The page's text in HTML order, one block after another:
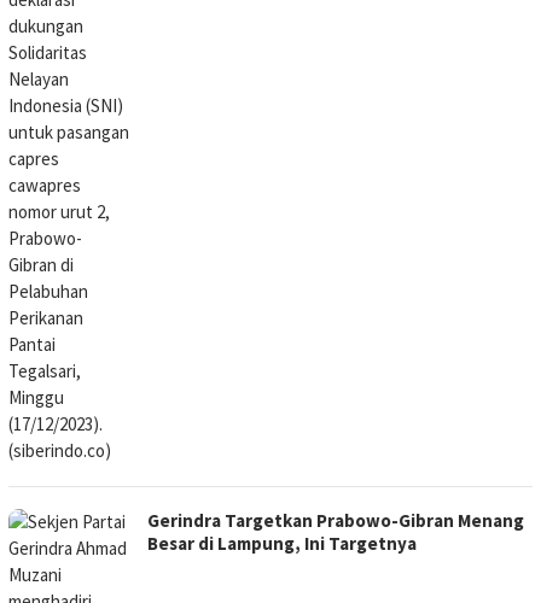
Gerindra Targetkan Prabowo-Gibran Menang
Besar di Lampung, Ini Targetnya